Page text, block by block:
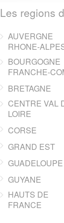
Les regions
AUVERGNE
RHONE-
BOURGOGNE
FRANCHE-
BRETAGNE
CENTRE VAL
LOIRE
CORSE
GRAND EST
GUADELOUPE
GUYANE
HAUTS DE
FRANCE